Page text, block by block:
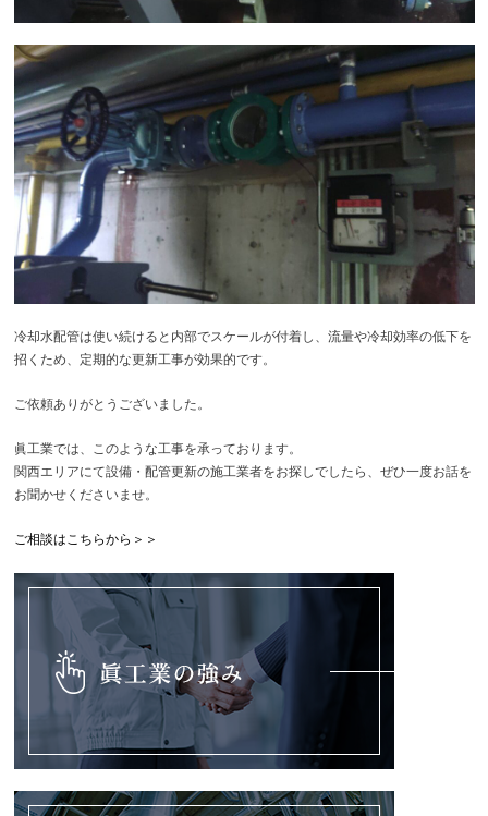
冷却水配管は使い続けると内部でスケールが付着し、流量や冷却効率の低下を
招くため、定期的な更新工事が効果的です。
ご依頼ありがとうございました。
眞工業では、このような工事を承っております。
関西エリアにて設備・配管更新の施工業者をお探しでしたら、ぜひ一度お話を
お聞かせくださいませ。
ご相談はこちらから＞＞